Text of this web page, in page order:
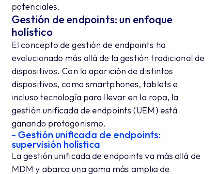
potenciales.
Gestión de endpoints: un enfoque
holístico
El concepto de gestión de endpoints ha
evolucionado más allá de la gestión tradicional de
dispositivos. Con la aparición de distintos
dispositivos, como smartphones, tablets e
incluso tecnología para llevar en la ropa, la
gestión unificada de endpoints (UEM) está
ganando protagonismo.
- Gestión unificada de endpoints:
supervisión holística
La gestión unificada de endpoints va más allá de
MDM y abarca una gama más amplia de